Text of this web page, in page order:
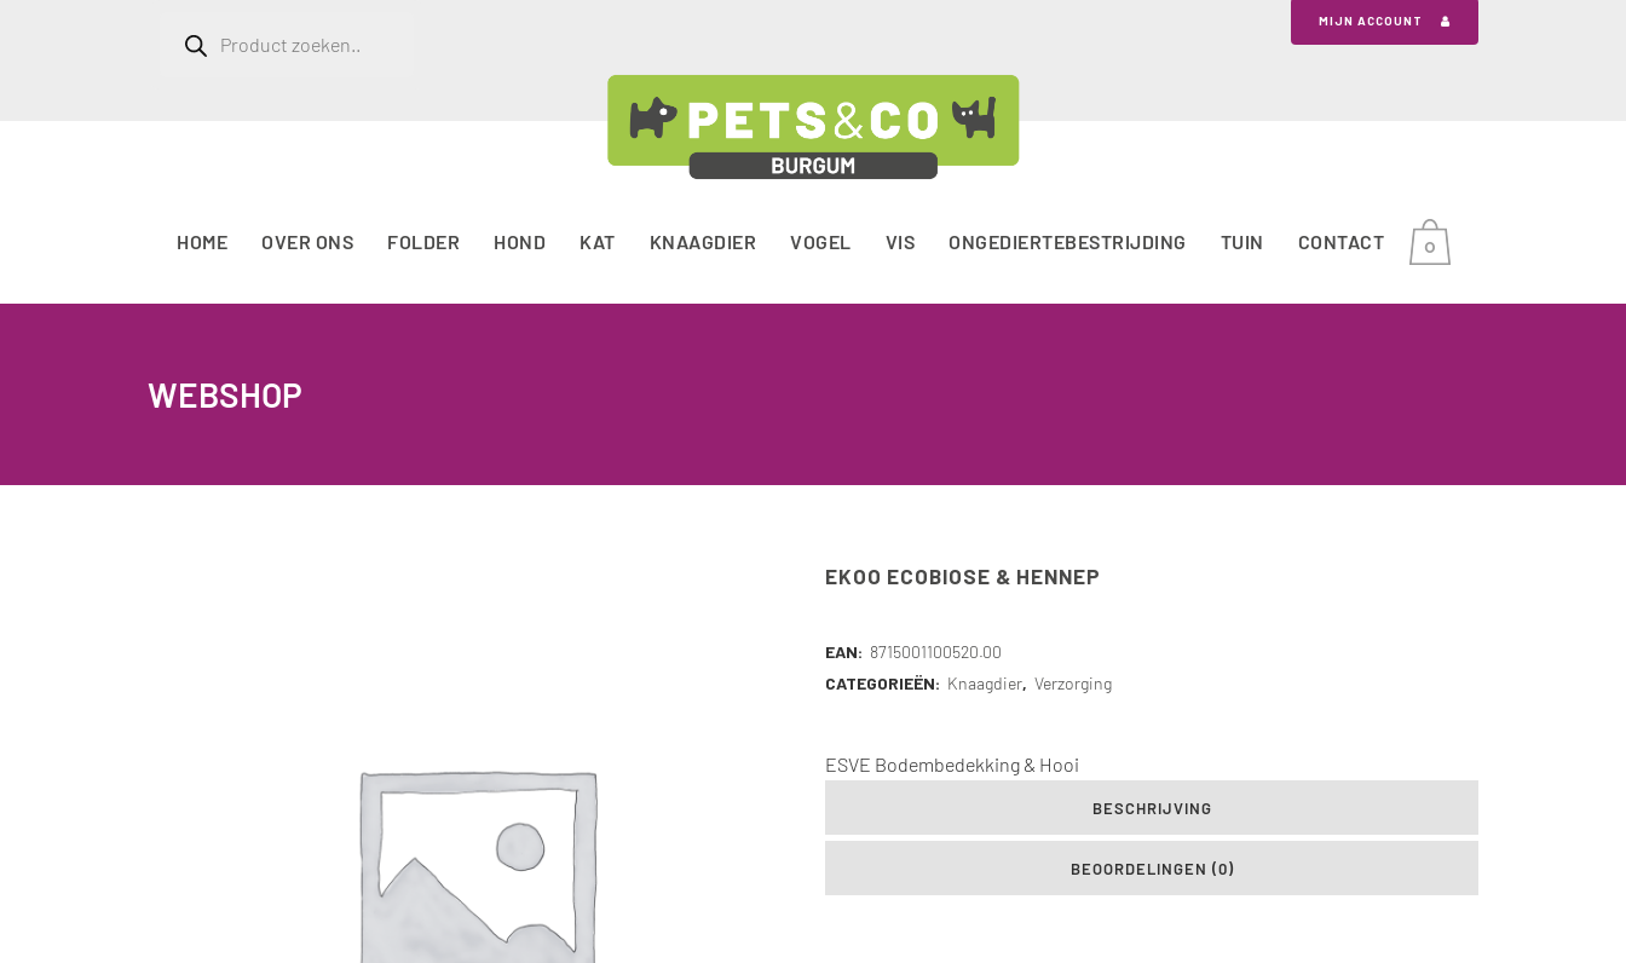
zoeken
MIJN ACCOUNT
HOME OVER ONS FOLDER HOND KAT KNAAGDIER VOGEL VIS ONGEDIERTEBESTRIJDING TUIN CONTACT 0
WEBSHOP
EKOO ECOBIOSE & HENNEP
EAN: 8715001100520.00
CATEGORIEËN: Knaagdier, Verzorging
ESVE Bodembedekking & Hooi
BESCHRIJVING
BEOORDELINGEN (0)